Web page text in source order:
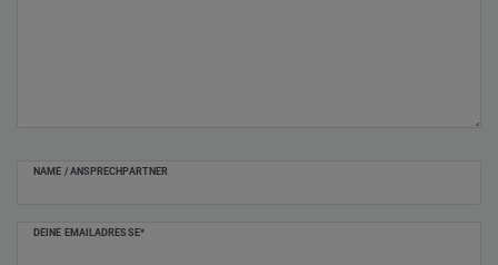
NAME / ANSPRECHPARTNER
DEINE EMAILADRESSE*